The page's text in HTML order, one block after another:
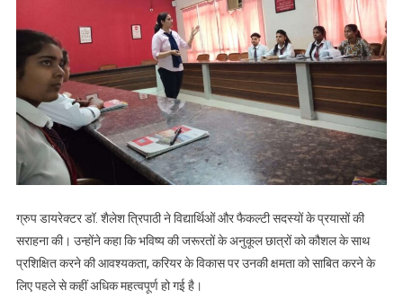
ग्रुप डायरेक्टर डॉ. शैलेश त्रिपाठी ने विद्यार्थिओं और फैकल्टी सदस्यों के प्रयासों की
सराहना की। उन्होंने कहा कि भविष्य की जरूरतों के अनुकूल छात्रों को कौशल के साथ
प्रशिक्षित करने की आवश्यकता, करियर के विकास पर उनकी क्षमता को साबित करने के
लिए पहले से कहीं अधिक महत्वपूर्ण हो गई है।